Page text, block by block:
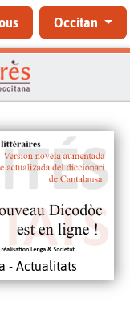
Occitan
- Actualitats